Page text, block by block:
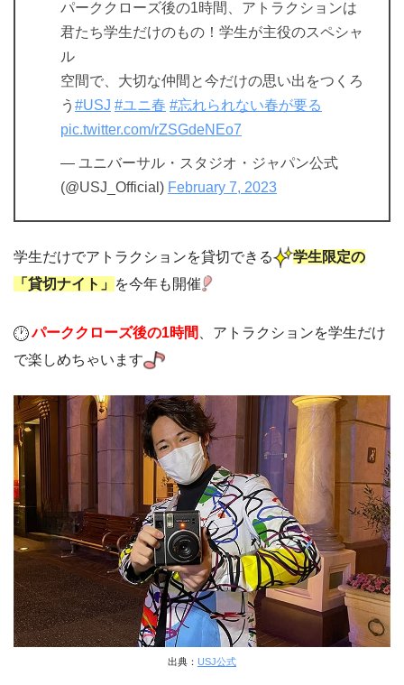
パーククローズ後の1時間、アトラクションは
君たち学生だけのもの！学生が主役のスペシャ
ル
空間で、大切な仲間と今だけの思い出をつくろ
う #USJ #ユニ春 #忘れられない春が要る
pic.twitter.com/rZSGdeNEo7
— ユニバーサル・スタジオ・ジャパン公式
(@USJ_Official) February 7, 2023
学生だけでアトラクションを貸切できる
学生限定の
「貸切ナイト」 を今年も開催
パーククローズ後の1時間
、アトラクションを学生だけ
で楽しめちゃいます
出典： USJ公式